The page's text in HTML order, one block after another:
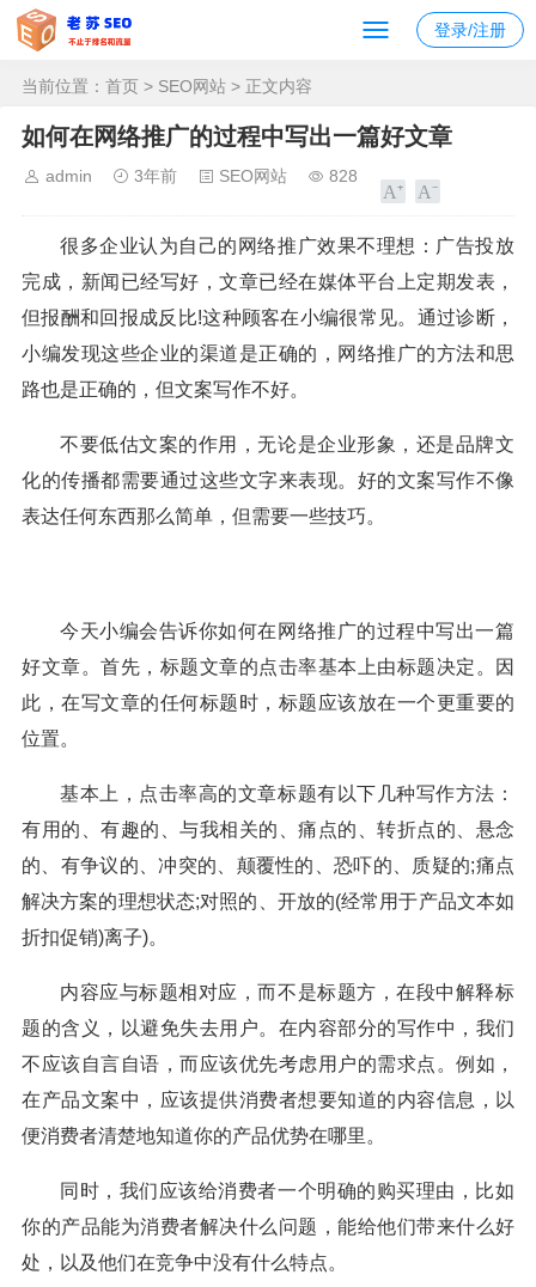
登录/注册
当前位置： 首页 > SEO网站 > 正文内容
如何在网络推广的过程中写出一篇好文章
admin 3年前 SEO网站 828
很多企业认为自己的网络推广效果不理想：广告投放
完成，新闻已经写好，文章已经在媒体平台上定期发表，
但报酬和回报成反比!这种顾客在小编很常见。通过诊断，
小编发现这些企业的渠道是正确的，网络推广的方法和思
路也是正确的，但文案写作不好。
不要低估文案的作用，无论是企业形象，还是品牌文
化的传播都需要通过这些文字来表现。好的文案写作不像
表达任何东西那么简单，但需要一些技巧。
今天小编会告诉你如何在网络推广的过程中写出一篇
好文章。首先，标题文章的点击率基本上由标题决定。因
此，在写文章的任何标题时，标题应该放在一个更重要的
位置。
基本上，点击率高的文章标题有以下几种写作方法：
有用的、有趣的、与我相关的、痛点的、转折点的、悬念
的、有争议的、冲突的、颠覆性的、恐吓的、质疑的;痛点
解决方案的理想状态;对照的、开放的(经常用于产品文本如
折扣促销)离子)。
内容应与标题相对应，而不是标题方，在段中解释标
题的含义，以避免失去用户。在内容部分的写作中，我们
不应该自言自语，而应该优先考虑用户的需求点。例如，
在产品文案中，应该提供消费者想要知道的内容信息，以
便消费者清楚地知道你的产品优势在哪里。
同时，我们应该给消费者一个明确的购买理由，比如
你的产品能为消费者解决什么问题，能给他们带来什么好
处，以及他们在竞争中没有什么特点。